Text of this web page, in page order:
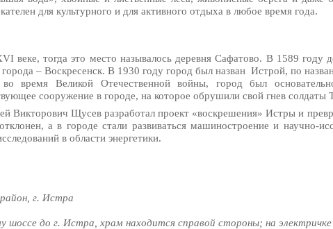
для культурного и для активного отдыха в любое время года.
веке, тогда это место называлось деревня Сафатово. В 1589 году
города – Воскресенск. В 1930 году город был назван Истрой, по
время Великой Отечественной войны, город был
сооружение в городе, на которое обрушили свой гнев солдаты
Викторович Щусев разработал проект «воскрешения» Истры и
а в городе стали развиваться машиностроение и научно-
в области энергетики.
г. Истра
шоссе до г. Истра, храм находится справой стороны; на